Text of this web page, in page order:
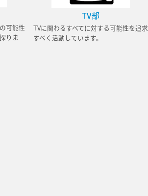
可能性
りま
TV部
TVに関わるすべてに対する可能性を追求
すべく活動しています。